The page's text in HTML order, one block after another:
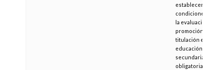
establecen las
condiciones
la evaluación,
promoción y
titulación en
educación
secundaria
obligatoria en la